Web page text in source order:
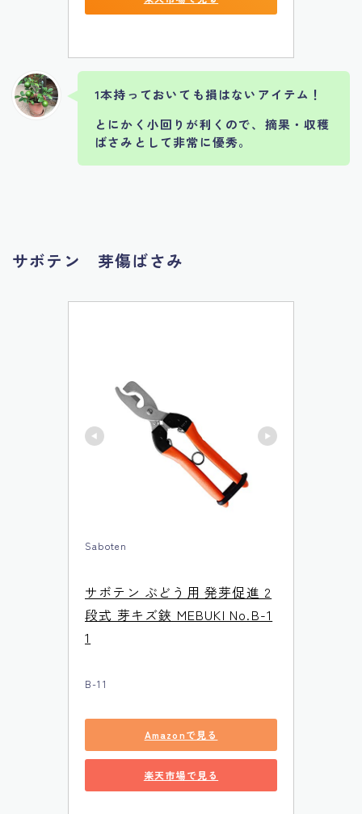
1本持っておいても損はないアイテム！
とにかく小回りが利くので、摘果・収穫
ばさみとして非常に優秀。
サボテン 芽傷ばさみ
Saboten
サボテン ぶどう用 発芽促進 2
段式 芽キズ鋏 MEBUKI No.B-1
1
B-11
Amazonで見る
楽天市場で見る